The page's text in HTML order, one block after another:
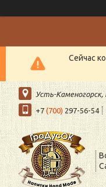
Сейчас
Усть-Каменогорск,
+7(700) 297-56-54